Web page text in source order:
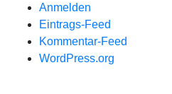
Anmelden
Eintrags-Feed
Kommentar-Feed
WordPress.org